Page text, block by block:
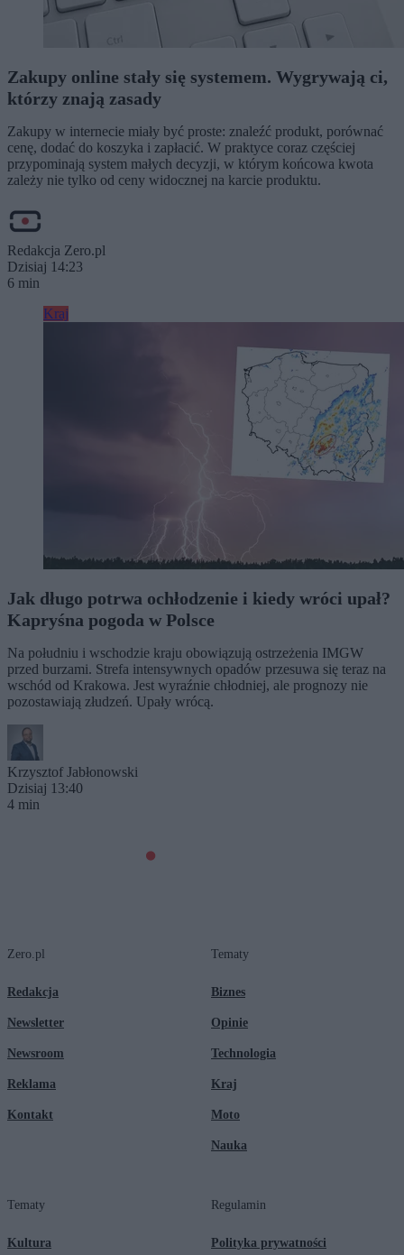
Zakupy online stały się systemem. Wygrywają ci,
którzy znają zasady
Zakupy w internecie miały być proste: znaleźć produkt, porównać
cenę, dodać do koszyka i zapłacić. W praktyce coraz częściej
przypominają system małych decyzji, w którym końcowa kwota
zależy nie tylko od ceny widocznej na karcie produktu.
Redakcja Zero.pl
Dzisiaj 14:23
6 min
Kraj
Jak długo potrwa ochłodzenie i kiedy wróci upał?
Kapryśna pogoda w Polsce
Na południu i wschodzie kraju obowiązują ostrzeżenia IMGW
przed burzami. Strefa intensywnych opadów przesuwa się teraz na
wschód od Krakowa. Jest wyraźnie chłodniej, ale prognozy nie
pozostawiają złudzeń. Upały wrócą.
Krzysztof Jabłonowski
Dzisiaj 13:40
4 min
Zero.pl
Redakcja
Newsletter
Newsroom
Reklama
Kontakt
Tematy
Biznes
Opinie
Technologia
Kraj
Moto
Nauka
Tematy
Kultura
Regulamin
Polityka prywatności